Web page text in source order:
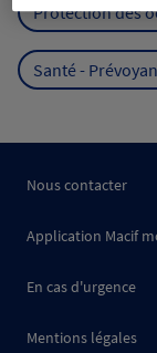
Protection des
Santé -
Nous contacter
Application Macif
En cas d'urgence
Mentions légales